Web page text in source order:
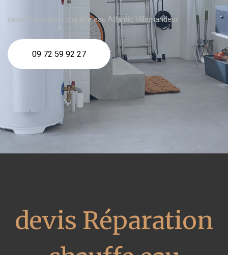
devis Réparation chauffe eau Atlantic Villemandeur
09 72 59 92 27
devis Réparation